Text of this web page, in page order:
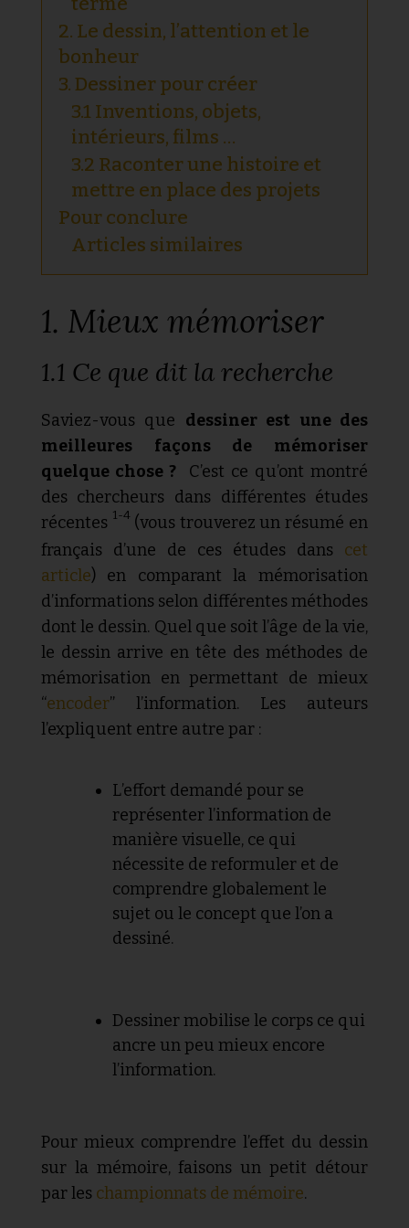
2. Le dessin, l’attention et le
bonheur
3. Dessiner pour créer
3.1 Inventions, objets,
intérieurs, films …
3.2 Raconter une histoire et
mettre en place des projets
Pour conclure
Articles similaires
1. Mieux mémoriser
1.1 Ce que dit la recherche
Saviez-vous que dessiner est une des
meilleures façons de mémoriser
quelque chose ?C’est ce qu’ont montré
des chercheurs dans différentes études
récentes 1-4 (vous trouverez un résumé en
français d’une de ces études dans cet
article)
en comparant la mémorisation
d’informations selon différentes méthodes
dont le dessin. Quel que soit l’âge de la vie,
le dessin arrive en tête des méthodes de
mémorisation en permettant de mieux
“encoder” l’information. Les auteurs
l’expliquent entre autre par :
L’effort demandé pour se
représenter l’information de
manière visuelle, ce qui
nécessite de reformuler et de
comprendre globalement le
sujet ou le concept que l’on a
dessiné.
Dessiner mobilise le corps ce qui
ancre un peu mieux encore
l’information.
Pour mieux comprendre l’effet du dessin
sur la mémoire, faisons un petit détour
par les championnats de mémoire.